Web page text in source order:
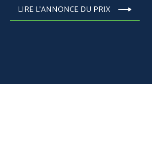
LIRE L'ANNONCE DU PRIX